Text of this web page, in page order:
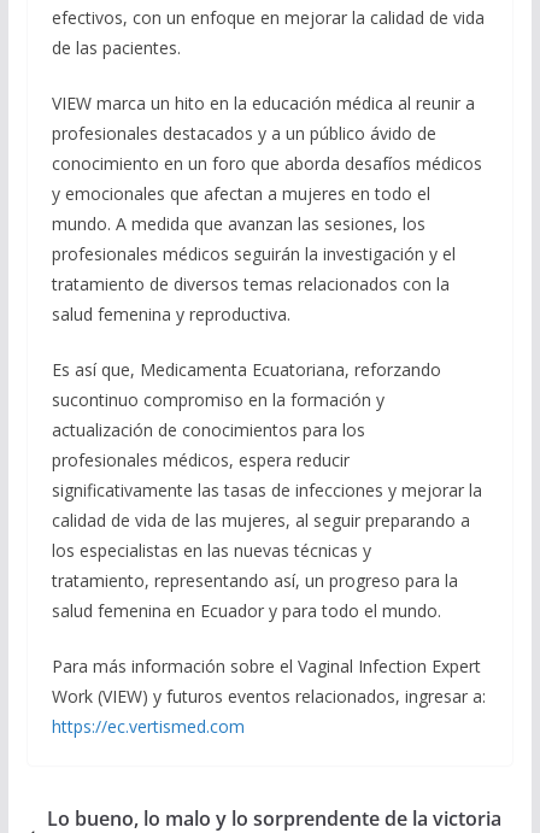
efectivos, con un enfoque en mejorar la calidad de vida
de las pacientes.
VIEW marca un hito en la educación médica al reunir a
profesionales destacados y a un público ávido de
conocimiento en un foro que aborda desafíos médicos
y emocionales que afectan a mujeres en todo el
mundo. A medida que avanzan las sesiones, los
profesionales médicos seguirán la investigación y el
tratamiento de diversos temas relacionados con la
salud femenina y reproductiva.
Es así que, Medicamenta Ecuatoriana, reforzando
sucontinuo compromiso en la formación y
actualización de conocimientos para los
profesionales médicos, espera reducir
significativamente las tasas de infecciones y mejorar la
calidad de vida de las mujeres, al seguir preparando a
los especialistas en las nuevas técnicas y
tratamiento, representando así, un progreso para la
salud femenina en Ecuador y para todo el mundo.
Para más información sobre el Vaginal Infection Expert
Work (VIEW) y futuros eventos relacionados, ingresar a:
https://ec.vertismed.com
Lo bueno, lo malo y lo sorprendente de la victoria